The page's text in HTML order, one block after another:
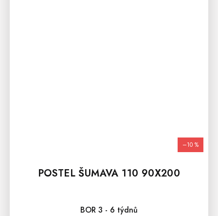
–10 %
POSTEL ŠUMAVA 110 90X200
BOR 3 - 6 týdnů